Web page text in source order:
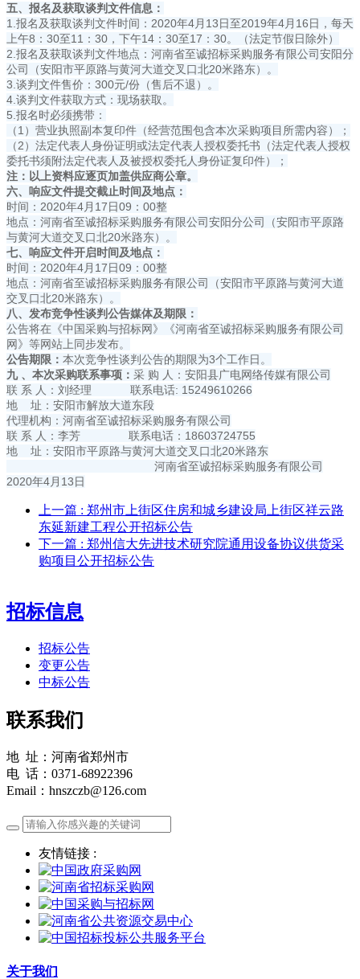
五、报名及获取谈判文件信息：
1.报名及获取谈判文件时间：2020年4月13日至2019年4月16日，每天
上午8：30至11：30，下午14：30至17：30。（法定节假日除外）
2.报名及获取谈判文件地点：河南省至诚招标采购服务有限公司安阳分
公司（安阳市平原路与黄河大道交叉口北20米路东）。
3.谈判文件售价：300元/份（售后不退）。
4.谈判文件获取方式：现场获取。
5.报名时必须携带：
（1）营业执照副本复印件（经营范围包含本次采购项目所需内容）；
（2）法定代表人身份证明或法定代表人授权委托书（法定代表人授权
委托书须附法定代表人及被授权委托人身份证复印件）；
注：以上资料应逐页加盖供应商公章。
六、 响应文件提交截止时间及地点 ：
时间：2020年4月17日09：00整
地点：河南省至诚招标采购服务有限公司安阳分公司（安阳市平原路
与黄河大道交叉口北20米路东）。
七、响应文件开启时间及地点 ：
时间：2020年4月17日09：00整
地点：河南省至诚招标采购服务有限公司（安阳市平原路与黄河大道
交叉口北20米路东）。
八、发布竞争性谈判公告媒体及期限 ：
公告将在《中国采购与招标网》《河南省至诚招标采购服务有限公司
网》等网站上同步发布。
公告期限： 本次竞争性谈判公告的期限为3个工作日。
九 、本次采购联系事项： 采 购 人：安阳县广电网络传媒有限公司
联 系 人：刘经理 联系电话: 15249610266
地 址：安阳市解放大道东段
代理机构：河南省至诚招标采购服务有限公司
联 系 人：李芳 联系电话：18603724755
地 址：安阳市平原路与黄河大道交叉口北20米路东
河南省至诚招标采购服务有限公司
2020年4月13日
上一篇 : 郑州市上街区住房和城乡建设局上街区祥云路
东延新建工程公开招标公告
下一篇 : 郑州信大先进技术研究院通用设备协议供货采
购项目公开招标公告
招标信息
招标公告
变更公告
中标公告
联系我们
地 址：河南省郑州市
电 话：0371-68922396
Email：hnszczb@126.com
友情链接 :
关于我们